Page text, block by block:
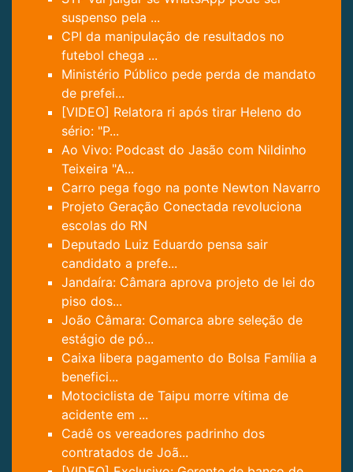
suspenso pela ...
CPI da manipulação de resultados no
futebol chega ...
Ministério Público pede perda de mandato
de prefei...
[VIDEO] Relatora ri após tirar Heleno do
sério: "P...
Ao Vivo: Podcast do Jasão com Nildinho
Teixeira "A...
Carro pega fogo na ponte Newton Navarro
Projeto Geração Conectada revoluciona
escolas do RN
Deputado Luiz Eduardo pensa sair
candidato a prefe...
Jandaíra: Câmara aprova projeto de lei do
piso dos...
João Câmara: Comarca abre seleção de
estágio de pó...
Caixa libera pagamento do Bolsa Família a
benefici...
Motociclista de Taipu morre vítima de
acidente em ...
Cadê os vereadores padrinho dos
contratados de Joã...